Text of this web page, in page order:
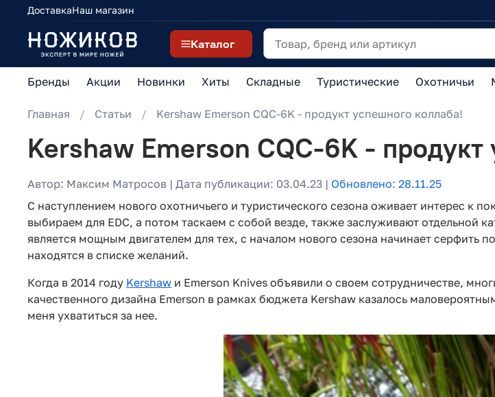
ДоставкаНаш магазин
Каталог
Бренды Акции Новинки Хиты Складные Туристические Охотничьи
Главная Статьи Kershaw Emerson CQC-6K - продукт успешного коллаба!
Kershaw Emerson CQC-6K - продукт
Автор: Максим Матросов | Дата публикации: 03.04.23 | Обновлено: 28.11.25
С наступлением нового охотничьего и туристического сезона оживает интерес
выбираем для EDC, а потом таскаем с собой везде, также заслуживают отдельной
является мощным двигателем для тех, с началом нового сезона начинает серфить
находятся в списке желаний.
Когда в 2014 году Kershaw и Emerson Knives объявили о своем сотрудничестве,
качественного дизайна Emerson в рамках бюджета Kershaw казалось
меня ухватиться за нее.